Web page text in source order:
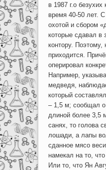
в 1987 г.о
время 40-50 лет.
охотой и сбором
которые сдавал в
контору. Поэтому,
приходится.
оперировал
Например,
медведя,
который
– 1,5 м; сообщал
длиной более 3,5
санях, то голова
лошади, а лапы
сданное мясо
намекал на то,
Или то, что Ян